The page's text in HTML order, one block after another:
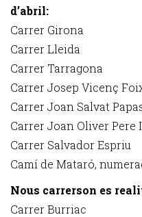
d’abril:
Carrer Girona
Carrer Lleida
Carrer Tarragona
Carrer Josep Vicenç
Carrer Joan Salvat
Carrer Joan Oliver Pere
Carrer Salvador Espriu
Camí de Mataró,
Nous carrerson es
Carrer Burriac